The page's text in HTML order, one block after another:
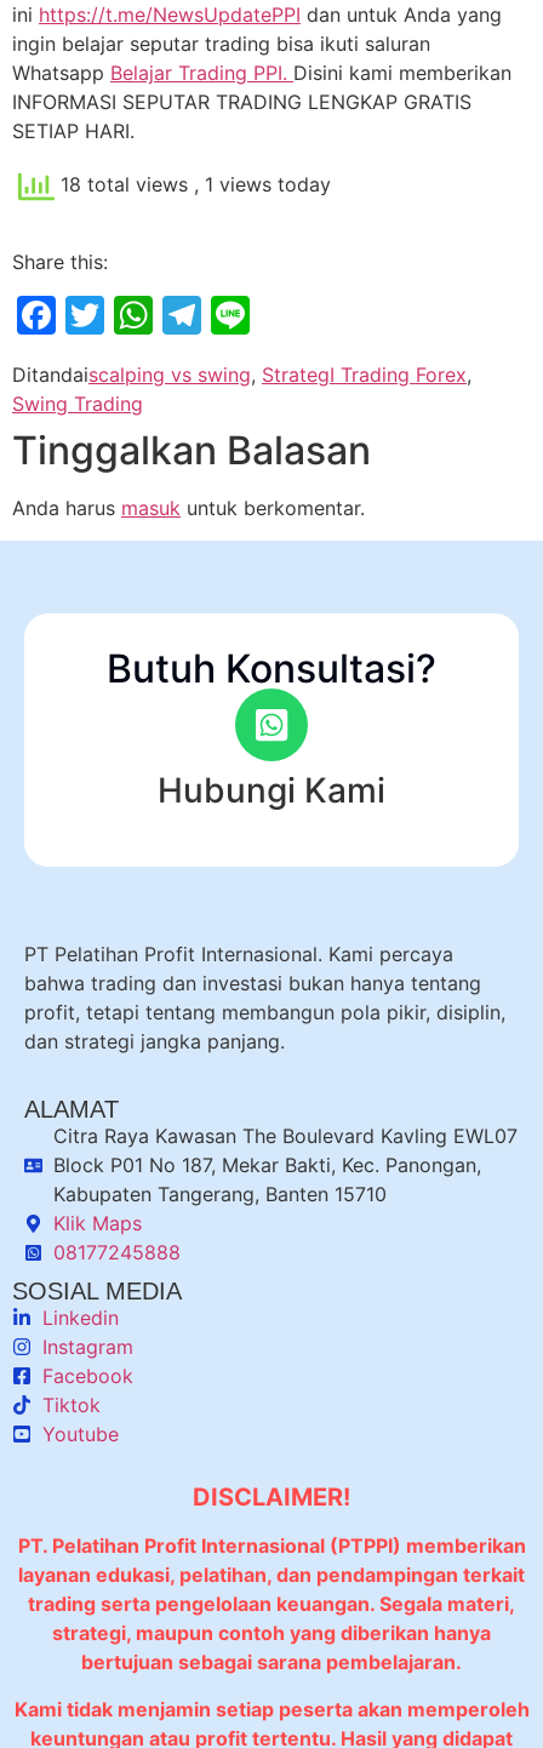
ini https://t.me/NewsUpdatePPI dan untuk Anda yang
ingin belajar seputar trading bisa ikuti saluran
Whatsapp Belajar Trading PPI. Disini kami memberikan
INFORMASI SEPUTAR TRADING LENGKAP GRATIS
SETIAP HARI.
18 total views , 1 views today
Share this:
Facebook
Twitter
WhatsApp
Telegram
Ditandaiscalping vs swing, StrategI Trading Forex,
Swing Trading
Tinggalkan Balasan
Anda harus masuk untuk berkomentar.
Butuh Konsultasi?
Hubungi Kami
PT Pelatihan Profit Internasional. Kami percaya
bahwa trading dan investasi bukan hanya tentang
profit, tetapi tentang membangun pola pikir, disiplin,
dan strategi jangka panjang.
ALAMAT
Citra Raya Kawasan The Boulevard Kavling EWL07
Block P01 No 187, Mekar Bakti, Kec. Panongan,
Kabupaten Tangerang, Banten 15710
Klik Maps
08177245888
SOSIAL MEDIA
Linkedin
Instagram
Facebook
Tiktok
Youtube
DISCLAIMER!
PT. Pelatihan Profit Internasional (PTPPI) memberikan
layanan edukasi, pelatihan, dan pendampingan terkait
trading serta pengelolaan keuangan. Segala materi,
strategi, maupun contoh yang diberikan hanya
bertujuan sebagai sarana pembelajaran.
Kami tidak menjamin setiap peserta akan memperoleh
keuntungan atau profit tertentu. Hasil yang didapat